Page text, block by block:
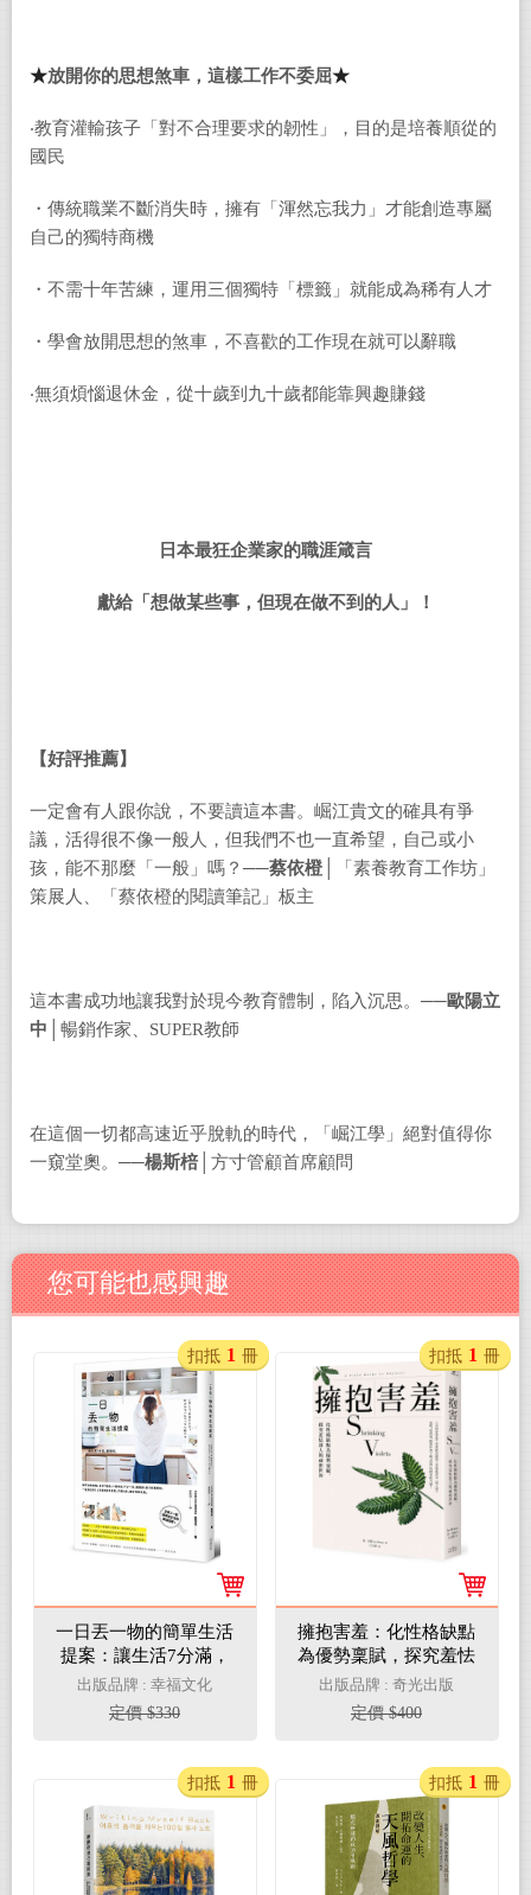
★放開你的思想煞車， 這樣工作不委屈★
‧教育灌輸孩子「對不合理要求的韌性」，目的是培養順從的
國民
・傳統職業不斷消失時，擁有「渾然忘我力」才能創造專屬
自己的獨特商機
・不需十年苦練，運用三個獨特「標籤」就能成為稀有人才
・學會放開思想的煞車，不喜歡的工作現在就可以辭職
‧無須煩惱退休金，從十歲到九十歲都能靠興趣賺錢
日本最狂企業家的職涯箴言
獻給「想做某些事，但現在做不到的人」！
【好評推薦】
一定會有人跟你說，不要讀這本書。崛江貴文的確具有爭
議，活得很不像一般人，但我們不也一直希望，自己或小
孩，能不那麼「一般」嗎？──蔡依橙 │「素養教育工作坊」
策展人、「蔡依橙的閱讀筆記」板主
這本書成功地讓我對於現今教育體制，陷入沉思。──歐陽立
中 │暢銷作家、SUPER教師
在這個一切都高速近乎脫軌的時代，「崛江學」絕對值得你
一窺堂奧。──楊斯棓 │方寸管顧首席顧問
您可能也感興趣
一日丟一物的簡單生活
提案：讓生活7分滿，
最剛好！1天斷捨1件東
西，只要2週，就有明
顯改變
出版品牌 : 幸福文化
定價 $330
扣抵 1 冊
擁抱害羞：化性格缺點
為優勢稟賦，探究羞怯
迷人的祕密世界
出版品牌 : 奇光出版
定價 $400
扣抵 1 冊
扣抵 1 冊 扣抵 1 冊